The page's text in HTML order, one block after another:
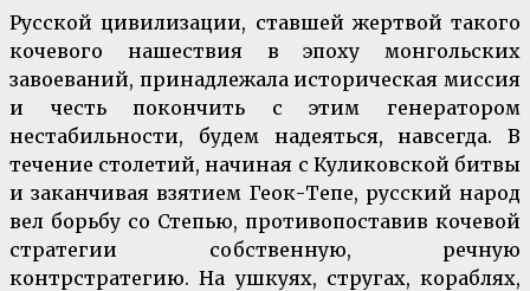
Русской цивилизации, ставшей жертвой такого
кочевого нашествия в эпоху монгольских
завоеваний, принадлежала историческая миссия
и честь покончить с этим генератором
нестабильности, будем надеяться, навсегда. В
течение столетий, начиная с Куликовской битвы
и заканчивая взятием Геок-Тепе, русский народ
вел борьбу со Степью, противопоставив кочевой
стратегии собственную, речную
контрстратегию. На ушкуях, стругах, кораблях,